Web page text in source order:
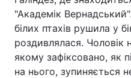
"Академік
білих птахів рушила у
роздивлялася. Чоловік
якому зафіксовано, як
на нього, зупиняється